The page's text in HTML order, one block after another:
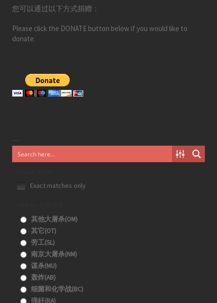
您可以通过以下方式捐赠：
Please click the DONATE button below if you would like to
donate.
Exact matches only
其他大屠杀(OM)
其它(OT)
劳工(SL)
南京大屠杀(NM)
谋杀(MU)
轰炸(AB)
细菌和化学战(BC)
强奸(RA)